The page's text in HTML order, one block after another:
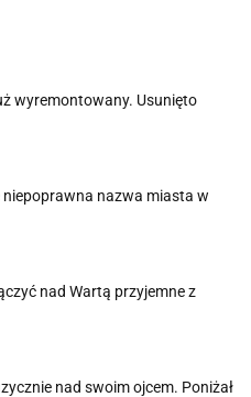
wyremontowany. Usunięto
niepoprawna nazwa miasta w
nad Wartą przyjemne z
nad swoim ojcem. Poniżał